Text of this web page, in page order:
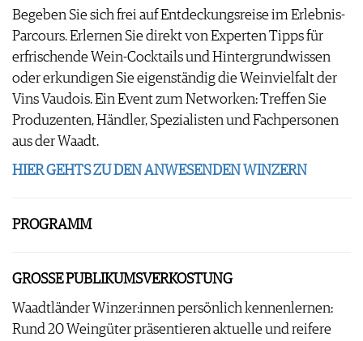
ARCHIVES
AVANTAGES
LIVRES
SCÈNE DU VIN
PORTRAITS
VINOPHILES
ARCHIVES
S'INSCRIRE
CONCOURS DE VIN
CONCOURS
AVANTAGES
GUIDE MILLÉSIMES
ABONNER
RECHERCHE VINS
WINE TRADE CLUB
PUBLICITÉ
CGV & PROTECTION DES
Begeben Sie sich frei auf Entdeckungsreise im Erlebnis-
Parcours. Erlernen Sie direkt von Experten Tipps für
erfrischende Wein-Cocktails und Hintergrundwissen
oder erkundigen Sie eigenständig die Weinvielfalt der
Vins Vaudois. Ein Event zum Networken: Treffen Sie
Produzenten, Händler, Spezialisten und Fachpersonen
aus der Waadt.
HIER GEHTS ZU DEN ANWESENDEN WINZERN
PROGRAMM
GROSSE PUBLIKUMSVERKOSTUNG
Waadtländer Winzer:innen persönlich kennenlernen:
Rund 20 Weingüter präsentieren aktuelle und reifere